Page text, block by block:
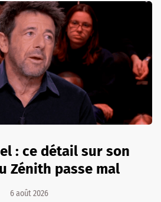
: ce détail sur son
Zénith passe mal
6 août 2026